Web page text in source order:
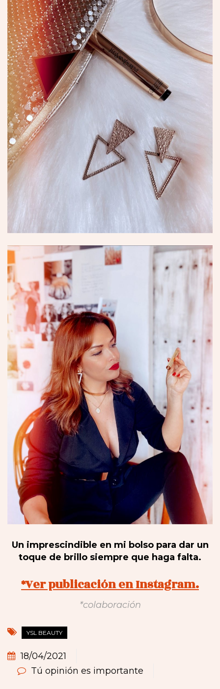
Un imprescindible en mi bolso para dar un
toque de brillo siempre que haga falta.
*Ver publicación en Instagram.
*colaboración
YSL BEAUTY
18/04/2021
Tú opinión es importante